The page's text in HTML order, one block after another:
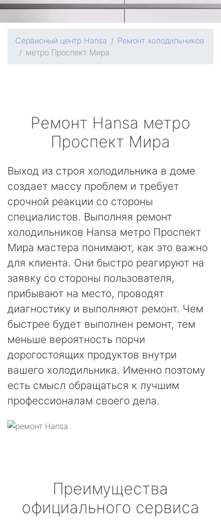
Сервисный центр Hansa
Ремонт холодильников
метро Проспект Мира
Ремонт Hansa метро
Проспект Мира
Выход из строя холодильника в доме
создает массу проблем и требует
срочной реакции со стороны
специалистов. Выполняя ремонт
холодильников Hansa метро Проспект
Мира мастера понимают, как это важно
для клиента. Они быстро реагируют на
заявку со стороны пользователя,
прибывают на место, проводят
диагностику и выполняют ремонт. Чем
быстрее будет выполнен ремонт, тем
меньше вероятность порчи
дорогостоящих продуктов внутри
вашего холодильника. Именно поэтому
есть смысл обращаться к лучшим
профессионалам своего дела.
Преимущества
официального сервиса